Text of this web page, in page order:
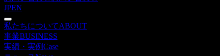
JPEN
私たちについてABOUT
事業BUSINESS
実績・実例Case